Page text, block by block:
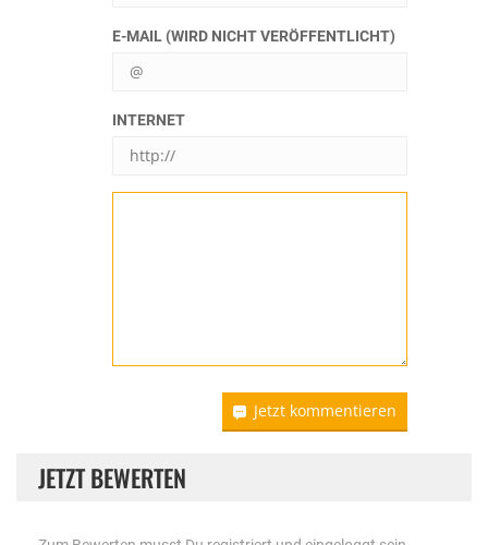
E-MAIL (WIRD NICHT VERÖFFENTLICHT)
INTERNET
Jetzt kommentieren
JETZT BEWERTEN